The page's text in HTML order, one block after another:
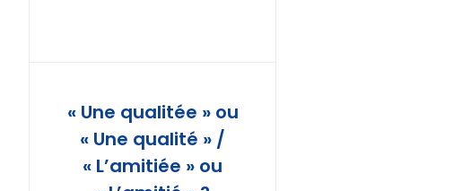
« Une qualitée » ou
« Une qualité » /
« L’amitiée » ou